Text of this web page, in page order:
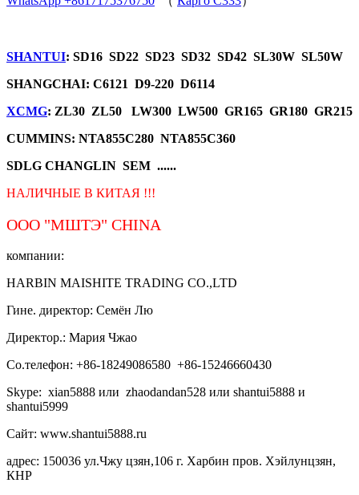
SHANTUI: SD16 SD22 SD23 SD32 SD42 SL30W SL50W
SHANGCHAI: C6121 D9-220 D6114
XCMG: ZL30 ZL50 LW300 LW500 GR165 GR180 GR215
CUMMINS: NTA855C280 NTA855C360
SDLG CHANGLIN SEM ......
НАЛИЧНЫЕ В КИТАЯ !!!
ООО "МШТЭ" CHINA
компании:
HARBIN MAISHITE TRADING CO.,LTD
Гине. директор: Семён Лю
Директор.: Мария Чжао
Со.телефон: +86-18249086580 +86-15246660430
Skype: xian5888 или zhaodandan528 или shantui5888 и
shantui5999
Сайт: www.shantui5888.ru
адрес: 150036 ул.Чжу цзян,106 г. Харбин пров. Хэйлунцзян,
КНР